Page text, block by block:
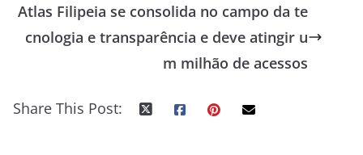
Atlas Filipeia se consolida no campo da te
cnologia e transparência e deve atingir u
m milhão de acessos
Share This Post: